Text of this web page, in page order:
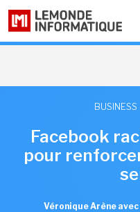
BUSINESS
Facebook
pour
Véronique Arène avec